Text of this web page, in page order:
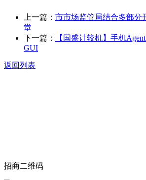
上一篇： 市市场监管局结合多部分
堂
下一篇：
【国盛计较机】手机
GUI
返回列表
招商二维码